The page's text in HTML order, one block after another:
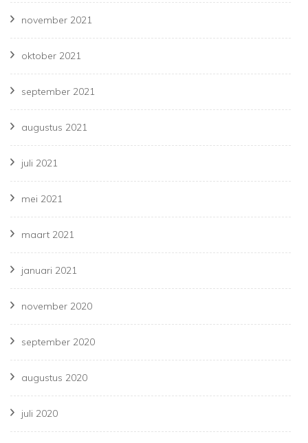
november 2021
oktober 2021
september 2021
augustus 2021
juli 2021
mei 2021
maart 2021
januari 2021
november 2020
september 2020
augustus 2020
juli 2020